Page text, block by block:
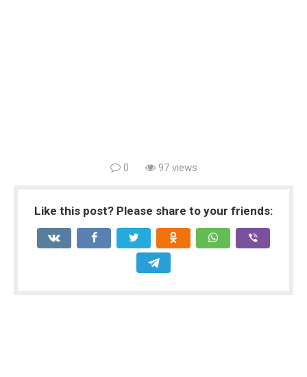
0 97 views
Like this post? Please share to your friends: